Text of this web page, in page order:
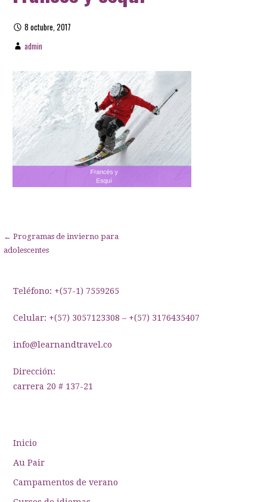
8 octubre, 2017
admin
Navegación
entradas
← Programas de invierno para
adolescentes
Teléfono: +(57-1) 7559265
Celular: +(57) 3057123308 – +(57) 3176435407
info@learnandtravel.co
Dirección:
carrera 20 # 137-21
Inicio
Au Pair
Campamentos de verano